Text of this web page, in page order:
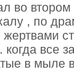
во
, по
жертвами
все
в мыле